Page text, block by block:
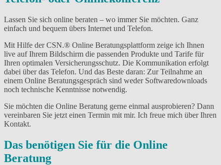
Lassen Sie sich online beraten – wo immer Sie möchten. Ganz
einfach und bequem übers Internet und Telefon.
Mit Hilfe der CSN.® Online Beratungsplattform zeige ich Ihnen
live auf Ihrem Bildschirm die passenden Produkte und Tarife für
Ihren optimalen Versicherungsschutz. Die Kommunikation erfolgt
dabei über das Telefon. Und das Beste daran: Zur Teilnahme an
einem Online Beratungsgespräch sind weder Softwaredownloads
noch technische Kenntnisse notwendig.
Sie möchten die Online Beratung gerne einmal ausprobieren? Dann
vereinbaren Sie jetzt einen Termin mit mir. Ich freue mich über Ihren
Kontakt.
Das benötigen Sie für die Online
Beratung